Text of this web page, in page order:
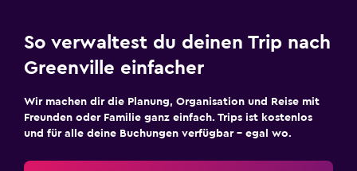
So verwaltest du deinen Trip nach
Greenville einfacher
Wir machen dir die Planung, Organisation und Reise mit
Freunden oder Familie ganz einfach. Trips ist kostenlos
und für alle deine Buchungen verfügbar – egal wo.